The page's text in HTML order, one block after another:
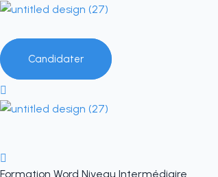
Aller
contenu
Candidater
Formation Word Niveau Intermédiaire